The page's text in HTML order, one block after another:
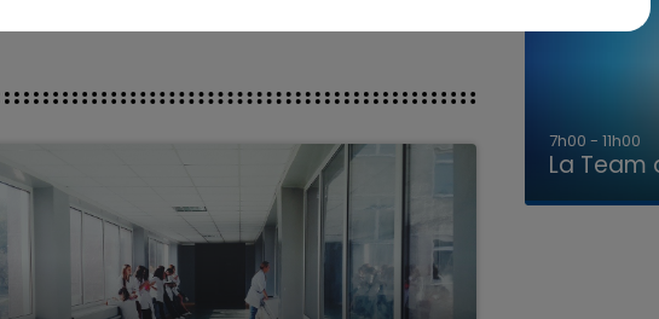
La Team de l'été
7h00 - 11h00
La Team